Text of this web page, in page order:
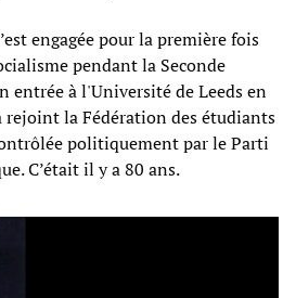
engagée pour la première fois
pendant la Seconde
entrée à l'Université de Leeds en
rejoint la Fédération des étudiants
politiquement par le Parti
C’était il y a 80 ans​.